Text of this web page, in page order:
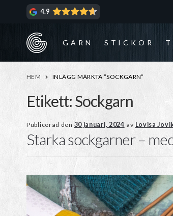
4.9
GARN STICKOR
HEM INLÄGG MÄRKTA ”SOCKGARN”
Etikett:Sockgarn
Publicerad den 30 januari, 2024 av Lovisa
Starka sockgarner –